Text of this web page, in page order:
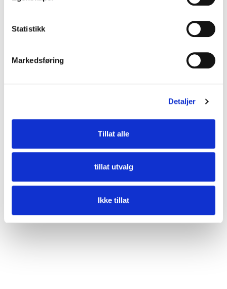
Statistikk
Markedsføring
Detaljer
Tillat alle
tillat utvalg
Ikke tillat
Uisolert bøy 45 grader 150 x 150 mm